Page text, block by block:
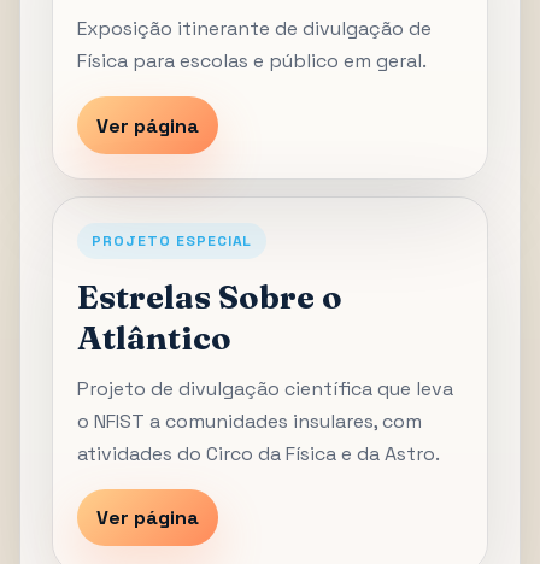
Exposição itinerante de divulgação de
Física para escolas e público em geral.
Ver página
PROJETO ESPECIAL
Estrelas Sobre o
Atlântico
Projeto de divulgação científica que leva
o NFIST a comunidades insulares, com
atividades do Circo da Física e da Astro.
Ver página